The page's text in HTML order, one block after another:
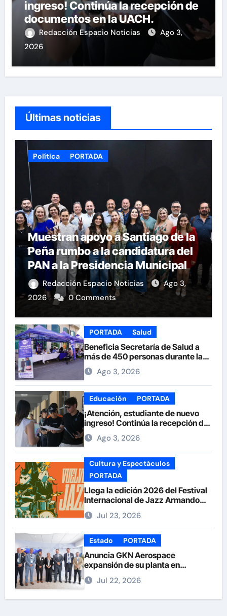
ingreso! Continúa la recepción de
documentos en la UACH.
Redacción Espacio Noticias
Ago 3,
2026
Últimas noticias
Política PORTADA
Muestran apoyo a Santiago de la
Peña rumbo a la candidatura del
PAN a la Presidencia Municipal
Redacción Espacio Noticias
Ago 3,
2026
0 Comments
PORTADA Salud
Beneficia Secretaría de Salud a
más de 450 personas durante la
Feria de la Salud en la Plaza de
ArmasAgo 3, 2026
Educación PORTADA
¡Atención, estudiante de nuevo
ingreso! Continúa la recepción de
documentos en la UACH.
Ago 3, 2026
Cultura y Espectáculos
PORTADA
Llega la edición 2026 del Festival
Internacional de Jazz Armando
Nuñez
Jul 23, 2026
Estado PORTADA
Anuncia GKN Aerospace
expansión de su planta en
Chihuahua
Jul 22, 2026